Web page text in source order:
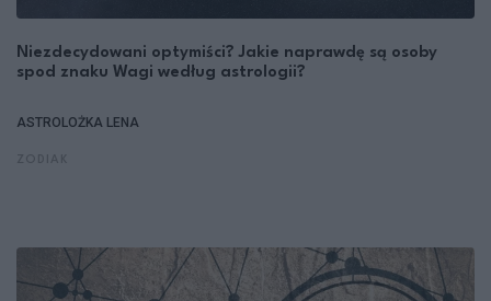
Niezdecydowani optymiści? Jakie naprawdę są osoby
spod znaku Wagi według astrologii?
ASTROLOŻKA LENA